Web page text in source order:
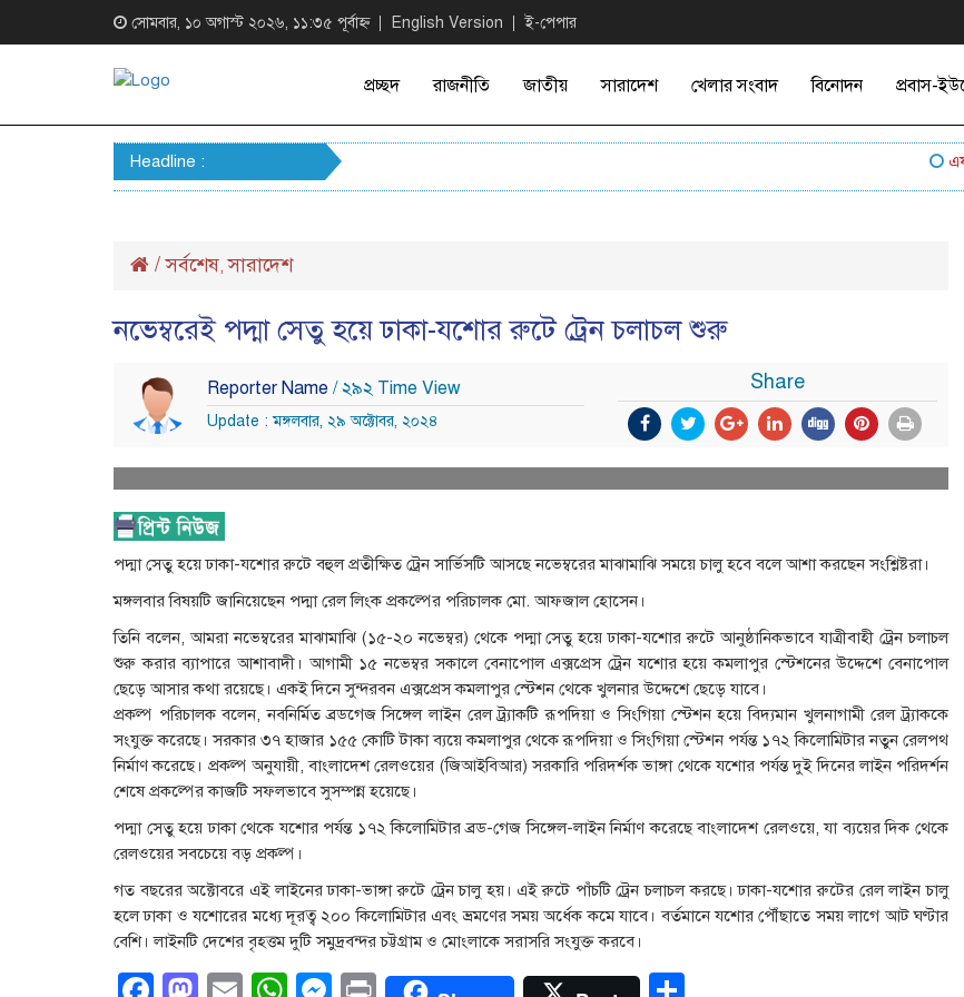
সোমবার, ১০ অগাস্ট ২০২৬, ১১:৩৫ পূর্বাহ্ন English Version ই-পেপার
প্রচ্ছদ রাজনীতি জাতীয় সারাদেশ খেলার সংবাদ বিনোদন প্রবাস-
Headline : এফ-
/সর্বশেষ,সারাদেশ
নভেম্বরেই পদ্মা সেতু হয়ে ঢাকা-যশোর রুটে ট্রেন চলাচল শুরু
Reporter Name / ২৯২ Time View
Update : মঙ্গলবার, ২৯ অক্টোবর, ২০২৪
Share
পদ্মা সেতু হয়ে ঢাকা-যশোর রুটে বহুল প্রতীক্ষিত ট্রেন সার্ভিসটি আসছে নভেম্বরের মাঝামাঝি সময়ে চালু হবে বলে আশা করছেন সংশ্লিষ্টরা।
মঙ্গলবার বিষয়টি জানিয়েছেন পদ্মা রেল লিংক প্রকল্পের পরিচালক মো. আফজাল হোসেন।
তিনি বলেন, আমরা নভেম্বরের মাঝামাঝি (১৫-২০ নভেম্বর) থেকে পদ্মা সেতু হয়ে ঢাকা-যশোর রুটে আনুষ্ঠানিকভাবে যাত্রীবাহী ট্রেন চলাচল
শুরু করার ব্যাপারে আশাবাদী। আগামী ১৫ নভেম্বর সকালে বেনাপোল এক্সপ্রেস ট্রেন যশোর হয়ে কমলাপুর স্টেশনের উদ্দেশে বেনাপোল
ছেড়ে আসার কথা রয়েছে। একই দিনে সুন্দরবন এক্সপ্রেস কমলাপুর স্টেশন থেকে খুলনার উদ্দেশে ছেড়ে যাবে।
প্রকল্প পরিচালক বলেন, নবনির্মিত ব্রডগেজ সিঙ্গেল লাইন রেল ট্র্যাকটি রূপদিয়া ও সিংগিয়া স্টেশন হয়ে বিদ্যমান খুলনাগামী রেল ট্র্যাককে
সংযুক্ত করেছে। সরকার ৩৭ হাজার ১৫৫ কোটি টাকা ব্যয়ে কমলাপুর থেকে রূপদিয়া ও সিংগিয়া স্টেশন পর্যন্ত ১৭২ কিলোমিটার নতুন রেলপথ
নির্মাণ করেছে। প্রকল্প অনুযায়ী, বাংলাদেশ রেলওয়ের (জিআইবিআর) সরকারি পরিদর্শক ভাঙ্গা থেকে যশোর পর্যন্ত দুই দিনের লাইন পরিদর্শন
শেষে প্রকল্পের কাজটি সফলভাবে সুসম্পন্ন হয়েছে।
পদ্মা সেতু হয়ে ঢাকা থেকে যশোর পর্যন্ত ১৭২ কিলোমিটার ব্রড-গেজ সিঙ্গেল-লাইন নির্মাণ করেছে বাংলাদেশ রেলওয়ে, যা ব্যয়ের দিক থেকে
রেলওয়ের সবচেয়ে বড় প্রকল্প।
গত বছরের অক্টোবরে এই লাইনের ঢাকা-ভাঙ্গা রুটে ট্রেন চালু হয়। এই রুটে পাঁচটি ট্রেন চলাচল করছে। ঢাকা-যশোর রুটের রেল লাইন চালু
হলে ঢাকা ও যশোরের মধ্যে দূরত্ব ২০০ কিলোমিটার এবং ভ্রমণের সময় অর্ধেক কমে যাবে। বর্তমানে যশোর পৌঁছাতে সময় লাগে আট ঘণ্টার
বেশি। লাইনটি দেশের বৃহত্তম দুটি সমুদ্রবন্দর চট্টগ্রাম ও মোংলাকে সরাসরি সংযুক্ত করবে।